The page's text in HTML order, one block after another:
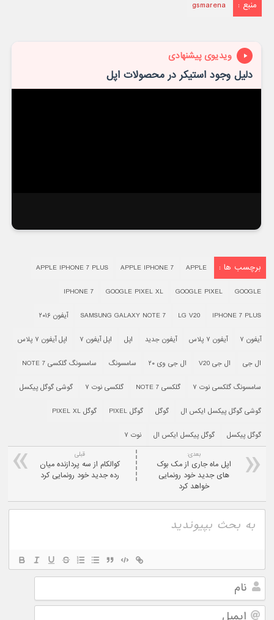
منبع : gsmarena
ویدیوی پیشنهادی
دلیل وجود استیکر در محصولات اپل
برچسب ها : APPLE
APPLE IPHONE 7
APPLE IPHONE 7 PLUS
GOOGLE
GOOGLE PIXEL
GOOGLE PIXEL XL
IPHONE 7
IPHONE 7 PLUS
LG V20
SAMSUNG GALAXY NOTE 7 آیفون ۲۰۱۶
آیفون ۷ آیفون ۷ پلاس آیفون جدید اپل اپل آیفون ۷ اپل آیفون ۷ پلاس
ال جی ال جی V20 ال جی وی ۲۰ سامسونگ سامسونگ گلکسی NOTE 7
سامسونگ گلکسی نوت ۷ گلکسی NOTE 7 گلکسی نوت ۷ گوشی گوگل پیکسل
گوشی گوگل پیکسل ایکس ال گوگل گوگل PIXEL گوگل PIXEL XL
گوگل پیکسل گوگل پیکسل ایکس ال نوت ۷
قبلی
کوالکام از سه پردازنده میان
رده جدید خود رونمایی کرد
بعدی:
اپل ماه جاری از مک بوک
های جدید خود رونمایی
خواهد کرد
نام
ایمیل